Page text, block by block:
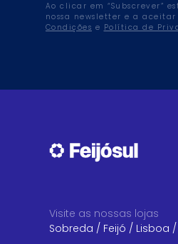
Ao clicar em “Subscrever”
nossa newsletter e a aceitar
Condições e Política de
Visite as nossas lojas
Sobreda / Feijó / Lisboa /